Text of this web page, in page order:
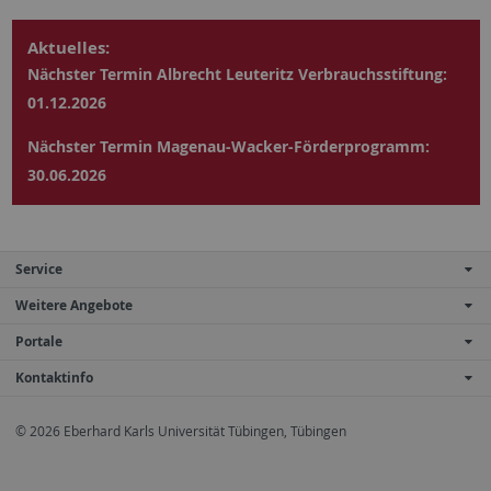
Aktuelles:
Nächster Termin Albrecht Leuteritz Verbrauchsstiftung:
01.12.2026
Nächster Termin Magenau-Wacker-Förderprogramm:
30.06.2026
Service
Weitere Angebote
Portale
Kontaktinfo
© 2026 Eberhard Karls Universität Tübingen, Tübingen